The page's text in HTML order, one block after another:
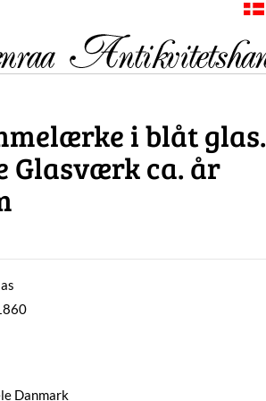
i blåt glas.
Glasværk ca. år
Danmark